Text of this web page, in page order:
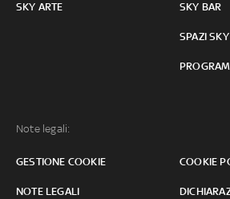
SKY ARTE SKY BAR
SPAZI SKY
Note legali:
GESTIONE COOKIE COOKIE
NOTE LEGALI